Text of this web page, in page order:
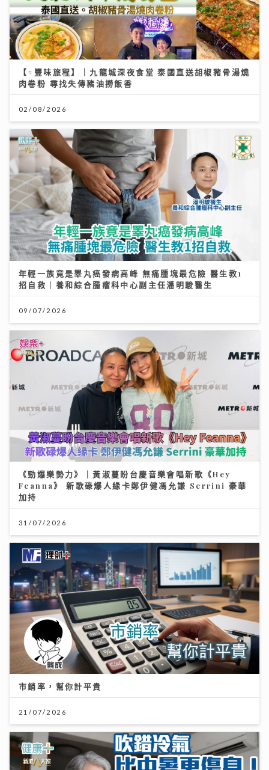
【#豐味旅程】｜九龍城深夜食堂 泰國直送胡椒豬骨湯燒
肉卷粉 尋找失傳豬油撈飯香
02/08/2026
年輕一族竟是睪丸癌發病高峰 無痛腫塊最危險 醫生教1
招自救｜養和綜合腫瘤科中心副主任潘明駿醫生
09/07/2026
《勁爆樂勢力》｜黃淑蔓盼台慶音樂會唱新歌《Hey
Feanna》 新歌碌爆人緣卡鄭伊健馮允謙 Serrini 豪華
加持
31/07/2026
市銷率，幫你計平貴
21/07/2026